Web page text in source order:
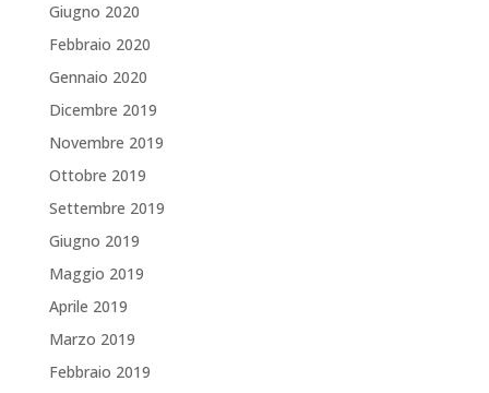
Giugno 2020
Febbraio 2020
Gennaio 2020
Dicembre 2019
Novembre 2019
Ottobre 2019
Settembre 2019
Giugno 2019
Maggio 2019
Aprile 2019
Marzo 2019
Febbraio 2019